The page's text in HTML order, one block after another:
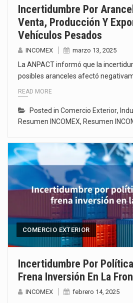
Incertidumbre Por
Venta, Producción Y
Vehículos Pesados
INCOMEX marzo 13, 2025
La ANPACT informó que la
posibles aranceles afectó
READ MORE
Posted in Comercio Exterior,
Resumen INCOMEX, Resumen
COMERCIO EXTERIOR
Incertidumbre Por
Frena Inversión En La
INCOMEX febrero 14, 2025